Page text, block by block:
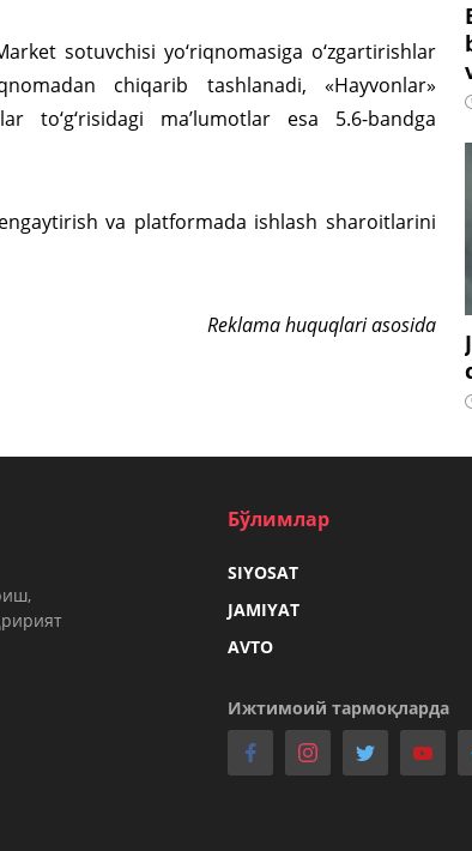
sotuvchisi yo‘riqnomasiga o‘zgartirishlar
chiqarib tashlanadi, «Hayvonlar»
to‘g‘risidagi ma’lumotlar esa 5.6-bandga
va platformada ishlash sharoitlarini
Reklama huquqlari asosida
Бўлимлар
SIYOSAT
JAMIYAT
AVTO
Ижтимоий тармоқларда